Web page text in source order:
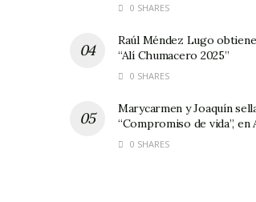
0 SHARES
Raúl Méndez Lugo
“Alí Chumacero 2025”
0 SHARES
Marycarmen y Joaquín
“Compromiso de vida”, en
0 SHARES